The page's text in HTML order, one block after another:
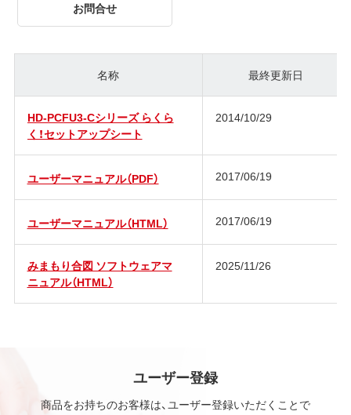
お問合せ
名称 最終更新日
HD-PCFU3-Cシリーズ らくら
く！セットアップシート
2014/10/29
ユーザーマニュアル（PDF） 2017/06/19
ユーザーマニュアル（HTML） 2017/06/19
みまもり合図 ソフトウェアマ
ニュアル（HTML）
2025/11/26
ユーザー登録
商品をお持ちのお客様は、ユーザー登録いただくことで